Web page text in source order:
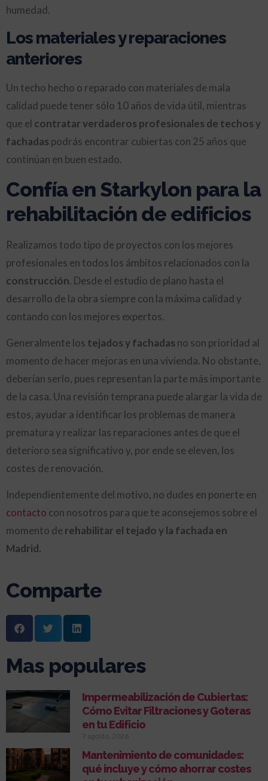
humedad.
Los materiales y reparaciones
anteriores
Un techo hecho o reparado con materiales de mala
calidad puede tener sólo 10 años de vida útil, mientras
que el contratar verdaderos profesionales de techos y
fachadas podrás encontrar cubiertas con 25 años que
continúan en buen estado.
Confía en Starkylon para la
rehabilitación de edificios
Realizamos todo tipo de proyectos con los mejores
profesionales en todos los ámbitos relacionados con la
construcción. Desde el estudio de plano hasta el
desarrollo de la obra siempre con la máxima calidad y
contando con los mejores expertos.
Generalmente los tejados y fachadas no son prioridad al
momento de hacer mejoras en una vivienda. No obstante,
deberían serlo, pues representan la parte más importante
de la casa. Una revisión temprana puede alargar la vida de
estos, ayudar a identificar los problemas de manera
prematura y realizar las reparaciones antes de que el
deterioro sea significativo y, por ende se eleven, los
costes de renovación.
Independientemente del motivo, no dudes en ponerte en
contacto con nosotros para que te aconsejemos sobre el
momento de rehabilitar el tejado y la fachada en
Madrid.
Comparte
Mas populares
Impermeabilización de Cubiertas:
Cómo Evitar Filtraciones y Goteras
en tu Edificio
7 agosto, 2026
Mantenimiento de comunidades:
qué incluye y cómo ahorrar costes